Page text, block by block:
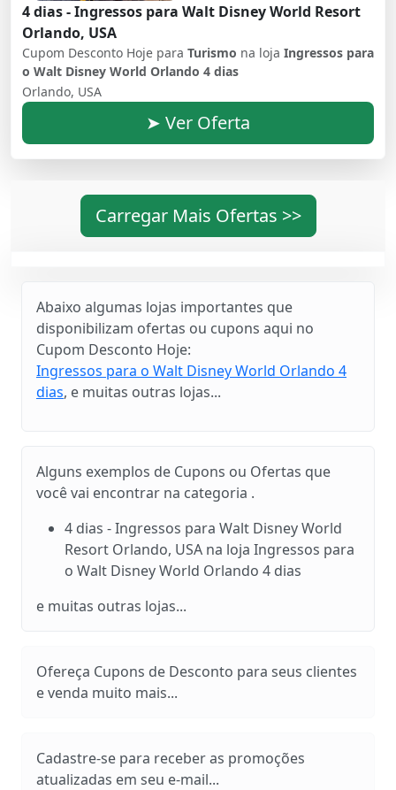
4 dias - Ingressos para Walt Disney World Resort
Orlando, USA
Cupom Desconto Hoje para Turismo na loja Ingressos para
o Walt Disney World Orlando 4 dias
Orlando, USA
➤ Ver Oferta
Carregar Mais Ofertas >>
Abaixo algumas lojas importantes que
disponibilizam ofertas ou cupons aqui no
Cupom Desconto Hoje:
Ingressos para o Walt Disney World Orlando 4
dias, e muitas outras lojas...
Alguns exemplos de Cupons ou Ofertas que
você vai encontrar na categoria .
4 dias - Ingressos para Walt Disney World
Resort Orlando, USA na loja Ingressos para
o Walt Disney World Orlando 4 dias
e muitas outras lojas...
Ofereça Cupons de Desconto para seus clientes
e venda muito mais...
Cadastre-se para receber as promoções
atualizadas em seu e-mail...